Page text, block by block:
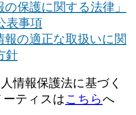
の保護に関する法律」
表事項
報の適正な取扱いに関
針
情報保護法に基づく
ティスはこちらへ